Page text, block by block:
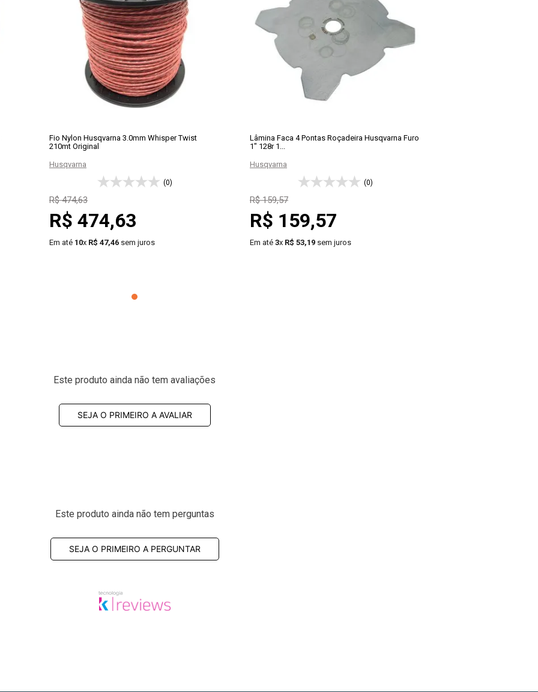
Fio Nylon Husqvarna 3.0mm Whisper Twist
210mt Original
Husqvarna
(0)
R$ 474,63
R$ 474,63
Em até 10x R$ 47,46 sem juros
Lâmina Faca 4 Pontas Roçadeira Husqvarna Furo
1" 128r 1...
Husqvarna
(0)
R$ 159,57
R$ 159,57
Em até 3x R$ 53,19 sem juros
Este produto ainda não tem avaliações
SEJA O PRIMEIRO A AVALIAR
Este produto ainda não tem perguntas
SEJA O PRIMEIRO A PERGUNTAR